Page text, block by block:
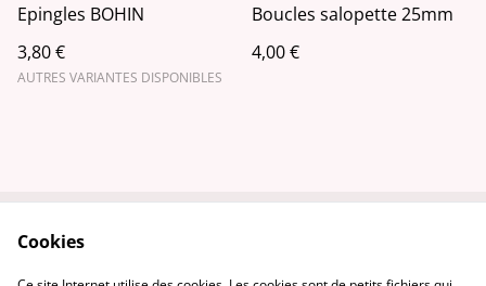
Epingles BOHIN
3,80 €
AUTRES VARIANTES DISPONIBLES
Boucles salopette 25mm
4,00 €
Politique de
Politique de cookies
Cookies